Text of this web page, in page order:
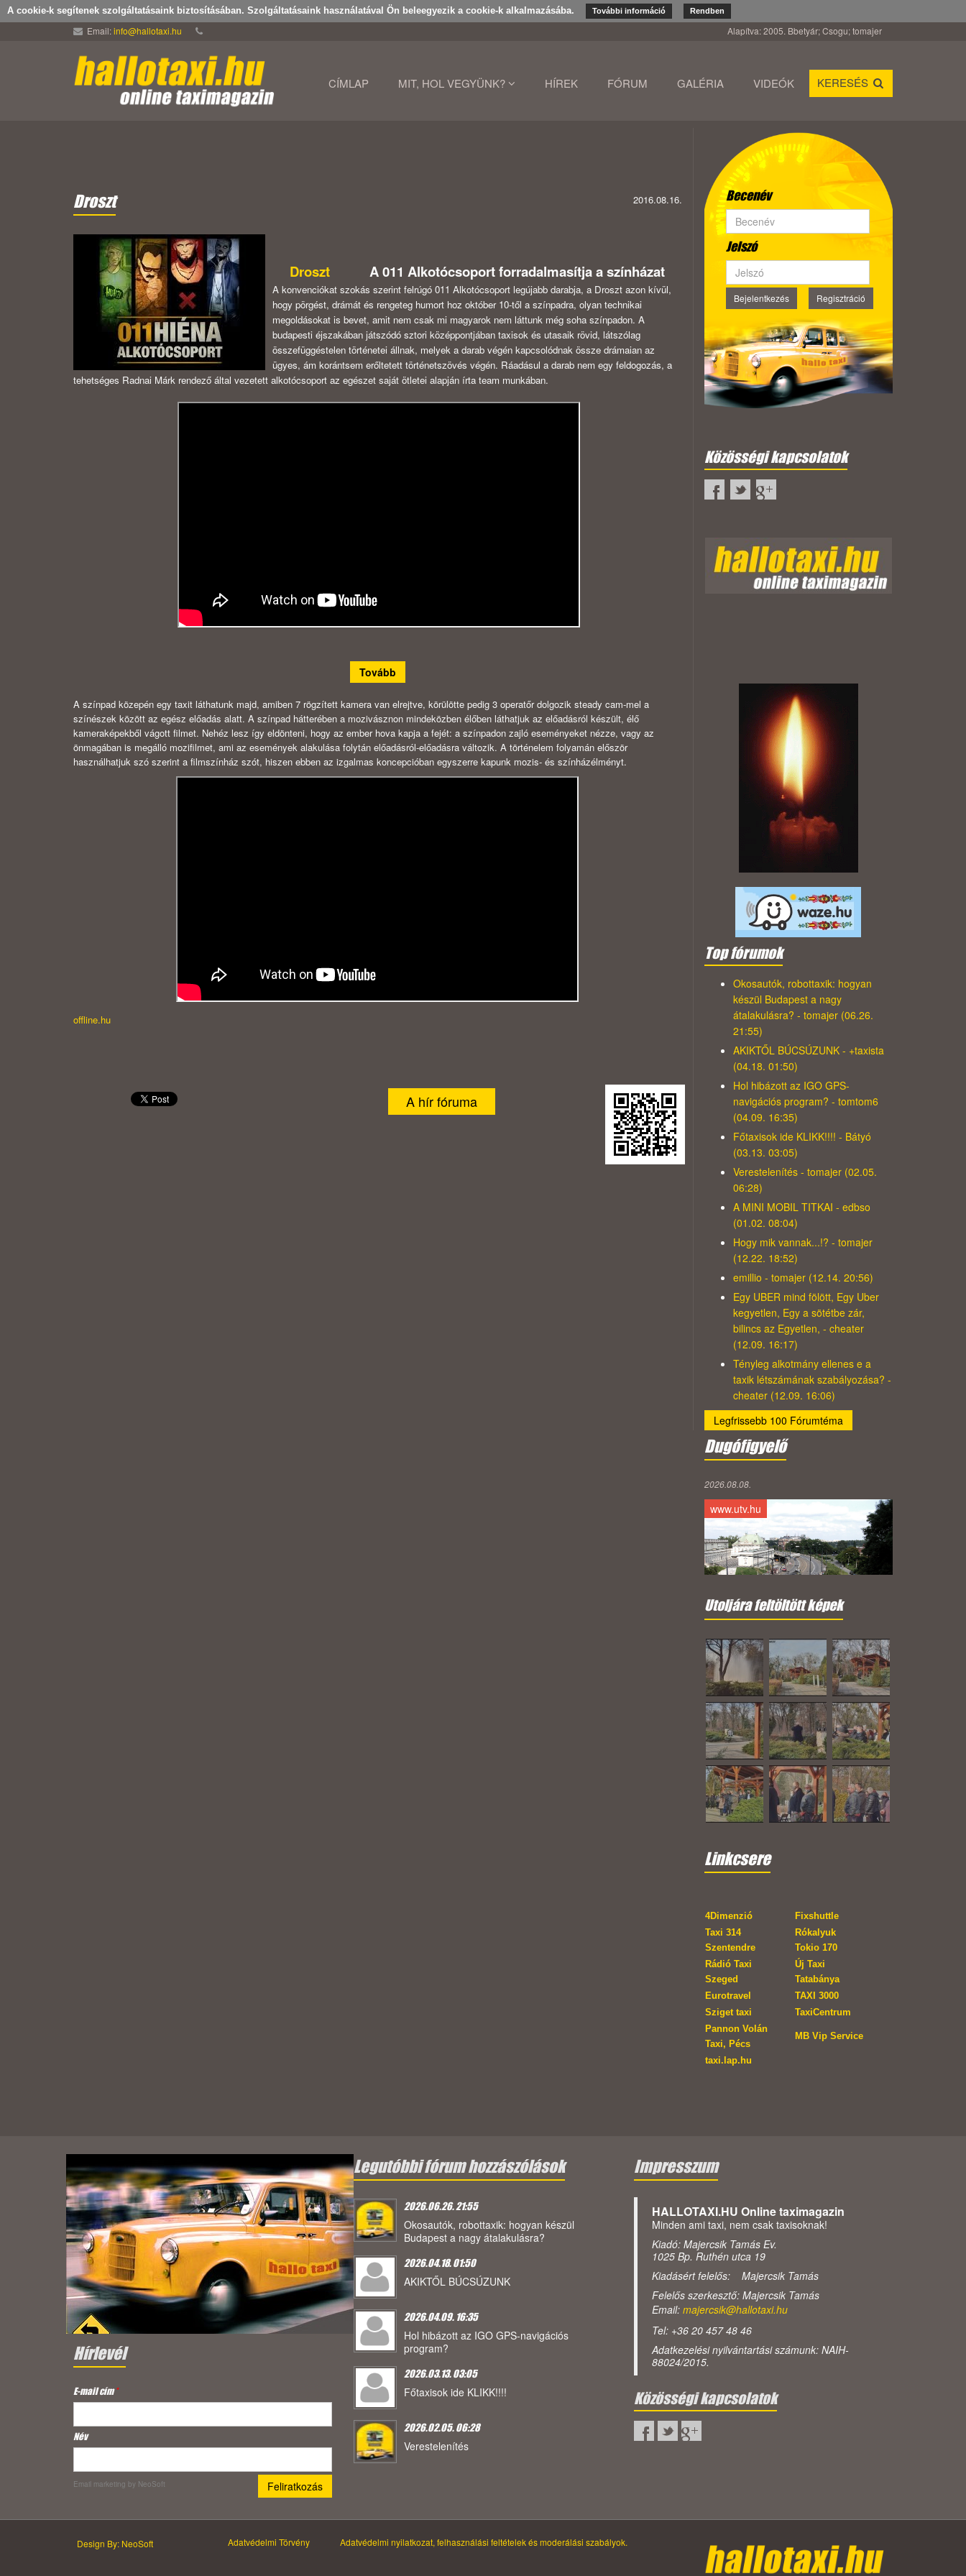
A cookie-k segítenek szolgáltatásaink biztosításában. Szolgáltatásaink használatával Ön beleegyezik a cookie-k alkalmazásába. További információ Rendben
Email:info@hallotaxi.hu Alapítva: 2005. Bbetyár; Csogu; tomajer
CÍMLAP MIT, HOL VEGYÜNK? HÍREK FÓRUM GALÉRIA VIDEÓK KERESÉS
Droszt 2016.08.16.
Droszt A 011 Alkotócsoport forradalmasítja a színházat
A konvenciókat szokás szerint felrúgó 011 Alkotócsoport legújabb darabja, a Droszt azon kívül,
hogy pörgést, drámát és rengeteg humort hoz október 10-től a színpadra, olyan technikai
megoldásokat is bevet, amit nem csak mi magyarok nem láttunk még soha színpadon. A
budapesti éjszakában játszódó sztori középpontjában taxisok és utasaik rövid, látszólag
összefüggéstelen történetei állnak, melyek a darab végén kapcsolódnak össze drámaian az
ügyes, ám korántsem erőltetett történetszövés végén. Ráadásul a darab nem egy feldogozás, a
tehetséges Radnai Márk rendező által vezetett alkotócsoport az egészet saját ötletei alapján írta team munkában.
Tovább
A színpad közepén egy taxit láthatunk majd, amiben 7 rögzített kamera van elrejtve, körülötte pedig 3 operatőr dolgozik steady cam-mel a
színészek között az egész előadás alatt. A színpad hátterében a mozivásznon mindeközben élőben láthatjuk az előadásról készült, élő
kameraképekből vágott filmet. Nehéz lesz így eldönteni, hogy az ember hova kapja a fejét: a színpadon zajló eseményeket nézze, vagy az
önmagában is megálló mozifilmet, ami az események alakulása folytán előadásról-előadásra változik. A történelem folyamán először
használhatjuk szó szerint a filmszínház szót, hiszen ebben az izgalmas koncepcióban egyszerre kapunk mozis- és színházélményt.
offline.hu
A hír fóruma
Becenév
Jelszó
Bejelentkezés Regisztráció
Közösségi kapcsolatok
Top fórumok
Okosautók, robottaxik: hogyan
készül Budapest a nagy
átalakulásra? - tomajer (06.26.
21:55)
AKIKTŐL BÚCSÚZUNK - +taxista
(04.18. 01:50)
Hol hibázott az IGO GPS-
navigációs program? - tomtom6
(04.09. 16:35)
Főtaxisok ide KLIKK!!!! - Bátyó
(03.13. 03:05)
Verestelenítés - tomajer (02.05.
06:28)
A MINI MOBIL TITKAI - edbso
(01.02. 08:04)
Hogy mik vannak...!? - tomajer
(12.22. 18:52)
emillio - tomajer (12.14. 20:56)
Egy UBER mind fölött, Egy Uber
kegyetlen, Egy a sötétbe zár,
bilincs az Egyetlen, - cheater
(12.09. 16:17)
Tényleg alkotmány ellenes e a
taxik létszámának szabályozása? -
cheater (12.09. 16:06)
Legfrissebb 100 Fórumtéma
Dugófigyelő
2026.08.08.
www.utv.hu
Utoljára feltöltött képek
Linkcsere
4Dimenzió
Fixshuttle
Taxi 314
Szentendre
Rókalyuk
Tokio 170
Rádió Taxi
Szeged
Új Taxi
Tatabánya
Eurotravel
TAXI 3000
Sziget taxi
TaxiCentrum
Pannon Volán
Taxi, Pécs
MB Vip Service
taxi.lap.hu
Hírlevél
E-mail cím*
Név
Email marketing by NeoSoft
Legutóbbi fórum hozzászólások
2026.06.26. 21:55
Okosautók, robottaxik: hogyan készül
Budapest a nagy átalakulásra?
2026.04.18. 01:50
AKIKTŐL BÚCSÚZUNK
2026.04.09. 16:35
Hol hibázott az IGO GPS-navigációs
program?
2026.03.13. 03:05
Főtaxisok ide KLIKK!!!!
2026.02.05. 06:28
Verestelenítés
Impresszum
HALLOTAXI.HU Online taximagazin
Minden ami taxi, nem csak taxisoknak!
Kiadó: Majercsik Tamás Ev.
1025 Bp. Ruthén utca 19
Kiadásért felelős: Majercsik Tamás
Felelős szerkesztő: Majercsik Tamás
Email: majercsik@hallotaxi.hu
Tel: +36 20 457 48 46
Adatkezelési nyilvántartási számunk: NAIH-
88024/2015.
Közösségi kapcsolatok
Design By: NeoSoft Adatvédelmi Törvény Adatvédelmi nyilatkozat, felhasználási feltételek és moderálási szabályok.